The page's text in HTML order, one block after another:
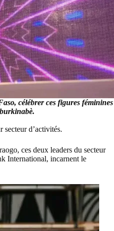
célébrer ces figures féminines
secteur d’activités.
ces deux leaders du secteur
International, incarnent le